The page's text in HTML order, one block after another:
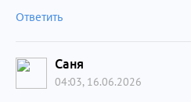
Ответить
Саня
04:03, 16.06.2026